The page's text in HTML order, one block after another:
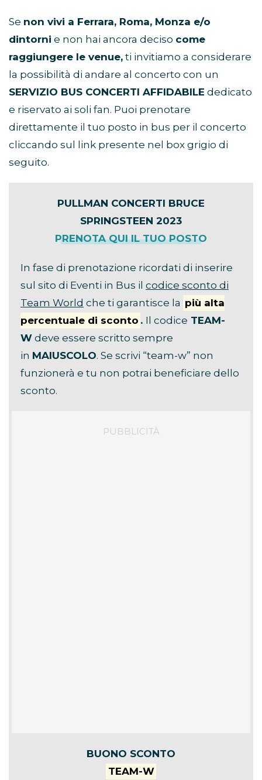
Se non vivi a Ferrara, Roma, Monza e/o
dintorni e non hai ancora deciso come
raggiungere le venue, ti invitiamo a considerare
la possibilità di andare al concerto con un
SERVIZIO BUS CONCERTI AFFIDABILE dedicato
e riservato ai soli fan. Puoi prenotare
direttamente il tuo posto in bus per il concerto
cliccando sul link presente nel box grigio di
seguito.
PULLMAN CONCERTI BRUCE
SPRINGSTEEN 2023
PRENOTA QUI IL TUO POSTO
In fase di prenotazione ricordati di inserire
sul sito di Eventi in Bus il codice sconto di
Team World che ti garantisce la più alta
percentuale di sconto . Il codice TEAM-
W deve essere scritto sempre
in MAIUSCOLO. Se scrivi “team-w” non
funzionerà e tu non potrai beneficiare dello
sconto.
BUONO SCONTO
TEAM-W